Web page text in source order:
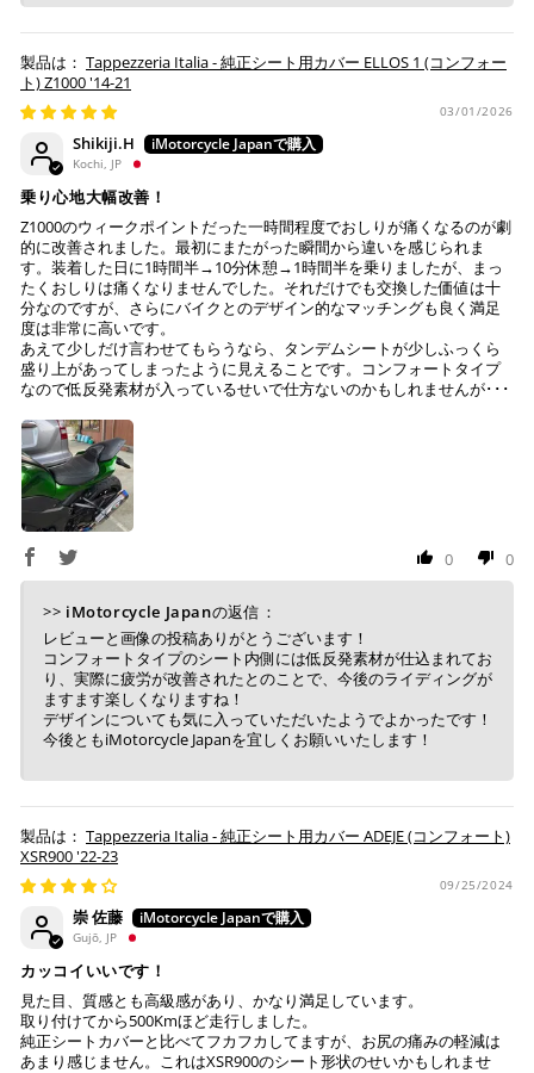
Tappezzeria Italia - 純正シート用カバー ELLOS 1 (コンフォー
ト) Z1000 '14-21
03/01/2026
Shikiji.H
Kochi, JP
乗り心地大幅改善！
Z1000のウィークポイントだった一時間程度でおしりが痛くなるのが劇
的に改善されました。最初にまたがった瞬間から違いを感じられま
す。装着した日に1時間半→10分休憩→1時間半を乗りましたが、まっ
たくおしりは痛くなりませんでした。それだけでも交換した価値は十
分なのですが、さらにバイクとのデザイン的なマッチングも良く満足
度は非常に高いです。
あえて少しだけ言わせてもらうなら、タンデムシートが少しふっくら
盛り上があってしまったように見えることです。コンフォートタイプ
なので低反発素材が入っているせいで仕方ないのかもしれませんが･･･
0 0
>> iMotorcycle Japanの返信：
レビューと画像の投稿ありがとうございます！
コンフォートタイプのシート内側には低反発素材が仕込まれてお
り、実際に疲労が改善されたとのことで、今後のライディングが
ますます楽しくなりますね！
デザインについても気に入っていただいたようでよかったです！
今後ともiMotorcycle Japanを宜しくお願いいたします！
Tappezzeria Italia - 純正シート用カバー ADEJE (コンフォート)
XSR900 '22-23
09/25/2024
崇 佐藤
Gujō, JP
カッコイいいです！
見た目、質感とも高級感があり、かなり満足しています。
取り付けてから500Kmほど走行しました。
純正シートカバーと比べてフカフカしてますが、お尻の痛みの軽減は
あまり感じません。これはXSR900のシート形状のせいかもしれませ